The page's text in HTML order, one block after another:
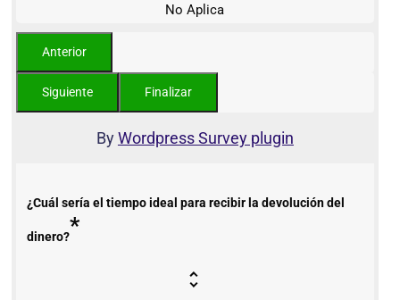
No Aplica
ByWordpress Survey plugin
¿Cuál sería el tiempo ideal para recibir la devolución del
dinero?*